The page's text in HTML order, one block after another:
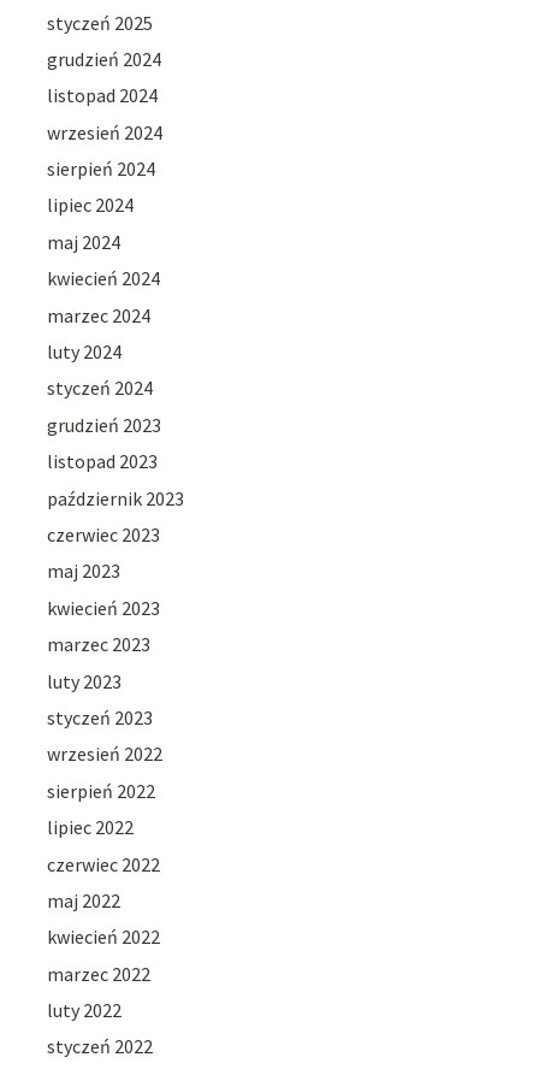
styczeń 2025
grudzień 2024
listopad 2024
wrzesień 2024
sierpień 2024
lipiec 2024
maj 2024
kwiecień 2024
marzec 2024
luty 2024
styczeń 2024
grudzień 2023
listopad 2023
październik 2023
czerwiec 2023
maj 2023
kwiecień 2023
marzec 2023
luty 2023
styczeń 2023
wrzesień 2022
sierpień 2022
lipiec 2022
czerwiec 2022
maj 2022
kwiecień 2022
marzec 2022
luty 2022
styczeń 2022